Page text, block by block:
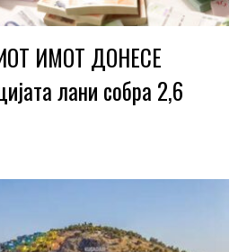
ИМОТ ДОНЕСЕ
лани собра 2,6